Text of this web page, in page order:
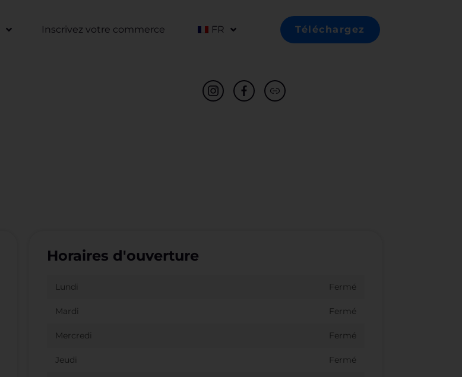
Inscrivez votre commerce FR Téléchargez
Horaires d'ouverture
Lundi Fermé
Mardi Fermé
Mercredi Fermé
Jeudi Fermé